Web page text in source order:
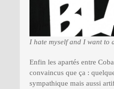
I hate myself and I want to
Enfin les apartés entre
convaincus que ça :
sympathique mais aussi